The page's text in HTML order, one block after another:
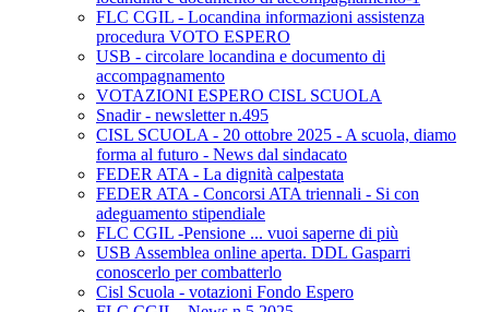
FLC CGIL - Locandina informazioni assistenza
procedura VOTO ESPERO
USB - circolare locandina e documento di
accompagnamento
VOTAZIONI ESPERO CISL SCUOLA
Snadir - newsletter n.495
CISL SCUOLA - 20 ottobre 2025 - A scuola, diamo
forma al futuro - News dal sindacato
FEDER ATA - La dignità calpestata
FEDER ATA - Concorsi ATA triennali - Si con
adeguamento stipendiale
FLC CGIL -Pensione ... vuoi saperne di più
USB Assemblea online aperta. DDL Gasparri
conoscerlo per combatterlo
Cisl Scuola - votazioni Fondo Espero